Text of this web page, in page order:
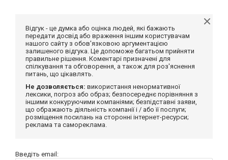
Відгук - це думка або оцінка людей, які бажають
передати досвід або враження іншим користувачам
нашого сайту з обов'язковою аргументацією
залишеного відгука. Це допоможе багатьом прийняти
правильне рішення. Коментарі призначені для
спілкування та обговорення, а також для роз'яснення
питань, що цікавлять.
Не дозволяється: використання ненормативної
лексики, погроз або образ; безпосереднє порівняння з
іншими конкуруючими компаніями; безпідставні заяви,
що ображають діяльність компанії і / або її послуги;
розміщення посилань на сторонні інтернет-ресурси;
реклама та самореклама.
Введіть email: